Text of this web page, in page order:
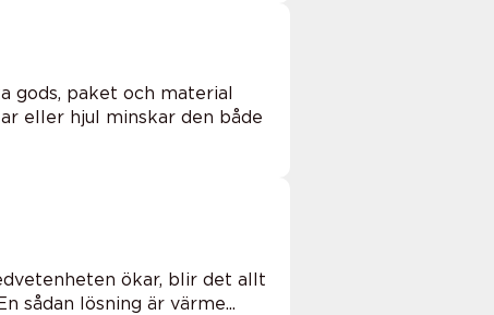
gods, paket och material
eller hjul minskar den både
ökar, blir det allt
sådan lösning är värme...